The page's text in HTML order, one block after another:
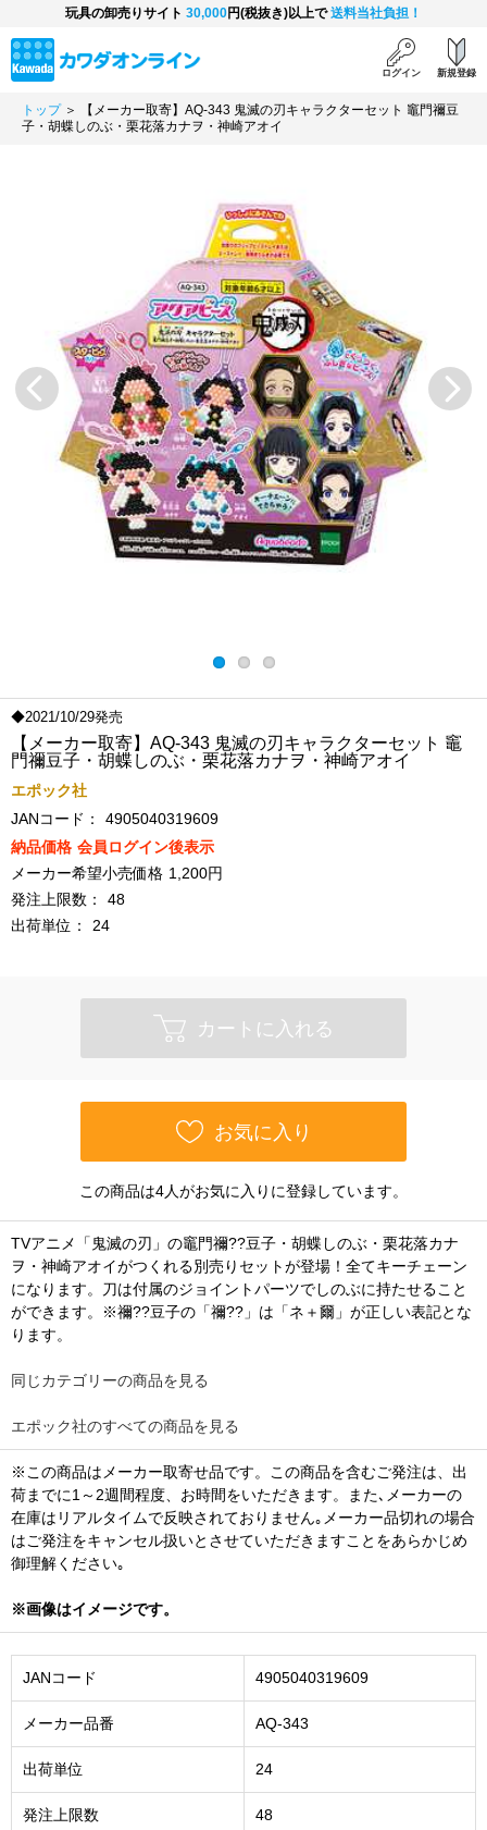
玩具の卸売りサイト 30,000円(税抜き)以上で送料当社負担！
ログイン 新規登録
トップ＞ 【メーカー取寄】AQ-343 鬼滅の刃キャラクターセット 竈門禰豆
子・胡蝶しのぶ・栗花落カナヲ・神崎アオイ
Previous
◆2021/10/29発売
【メーカー取寄】AQ-343 鬼滅の刃キャラクターセット 竈
門禰豆子・胡蝶しのぶ・栗花落カナヲ・神崎アオイ
エポック社
JANコード：
4905040319609
納品価格 会員ログイン後表示
メーカー希望小売価格 1,200円
発注上限数：
48
出荷単位：
24
カートに入れる
お気に入り
この商品は4人がお気に入りに登録しています。
TVアニメ「鬼滅の刃」の竈門禰??豆子・胡蝶しのぶ・栗花落カナ
ヲ・神崎アオイがつくれる別売りセットが登場！全てキーチェーン
になります。刀は付属のジョイントパーツでしのぶに持たせること
ができます。※禰??豆子の「禰??」は「ネ＋爾」が正しい表記とな
ります。
同じカテゴリーの商品を見る
エポック社のすべての商品を見る
※この商品はメーカー取寄せ品です。この商品を含むご発注は、出
荷までに1～2週間程度、お時間をいただきます。また､メーカーの
在庫はリアルタイムで反映されておりません｡メーカー品切れの場合
はご発注をキャンセル扱いとさせていただきますことをあらかじめ
御理解ください｡
※画像はイメージです。
JANコード 4905040319609
メーカー品番 AQ-343
出荷単位 24
発注上限数 48